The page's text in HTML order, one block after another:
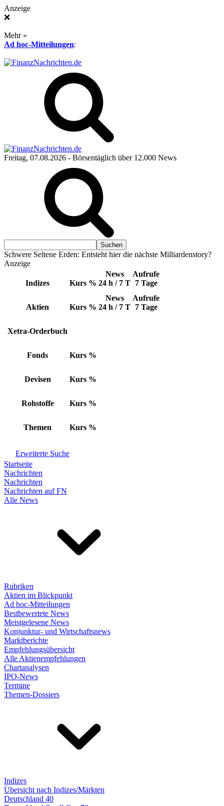
Anzeige
❌
Mehr »
Ad hoc-Mitteilungen:
Freitag, 07.08.2026 - Börsentäglich über 12.000 News
Schwere Seltene Erden: Entsteht hier die nächste Milliardenstory?
Anzeige
Indizes Kurs %
News
24 h / 7 T
Aufrufe
7 Tage
Aktien Kurs %
News
24 h / 7 T
Aufrufe
7 Tage
Xetra-Orderbuch
Fonds Kurs %
Devisen Kurs %
Rohstoffe Kurs %
Themen Kurs %
Erweiterte Suche
Startseite
Nachrichten
Nachrichten
Nachrichten auf FN
Alle News
Rubriken
Aktien im Blickpunkt
Ad hoc-Mitteilungen
Bestbewertete News
Meistgelesene News
Konjunktur- und Wirtschaftsnews
Marktberichte
Empfehlungsübersicht
Alle Aktienempfehlungen
Chartanalysen
IPO-News
Termine
Themen-Dossiers
Indizes
Übersicht nach Indizes/Märkten
Deutschland 40